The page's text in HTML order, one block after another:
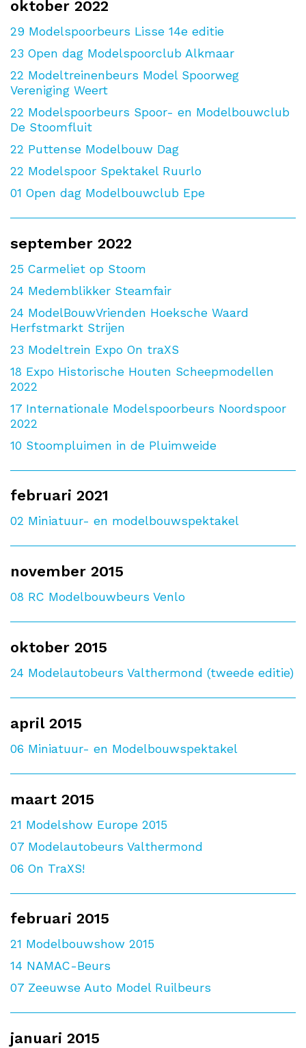
oktober 2022
29 Modelspoorbeurs Lisse 14e editie
23 Open dag Modelspoorclub Alkmaar
22 Modeltreinenbeurs Model Spoorweg
Vereniging Weert
22 Modelspoorbeurs Spoor- en Modelbouwclub
De Stoomfluit
22 Puttense Modelbouw Dag
22 Modelspoor Spektakel Ruurlo
01 Open dag Modelbouwclub Epe
september 2022
25 Carmeliet op Stoom
24 Medemblikker Steamfair
24 ModelBouwVrienden Hoeksche Waard
Herfstmarkt Strijen
23 Modeltrein Expo On traXS
18 Expo Historische Houten Scheepmodellen
2022
17 Internationale Modelspoorbeurs Noordspoor
2022
10 Stoompluimen in de Pluimweide
februari 2021
02 Miniatuur- en modelbouwspektakel
november 2015
08 RC Modelbouwbeurs Venlo
oktober 2015
24 Modelautobeurs Valthermond (tweede editie)
april 2015
06 Miniatuur- en Modelbouwspektakel
maart 2015
21 Modelshow Europe 2015
07 Modelautobeurs Valthermond
06 On TraXS!
februari 2015
21 Modelbouwshow 2015
14 NAMAC-Beurs
07 Zeeuwse Auto Model Ruilbeurs
januari 2015